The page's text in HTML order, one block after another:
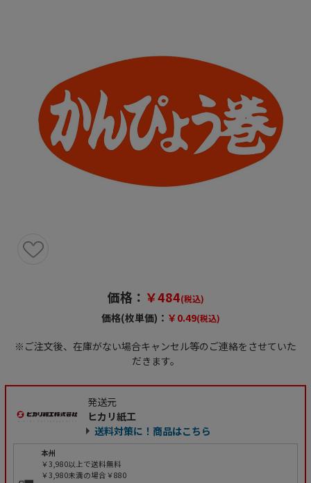
価格： ￥484(税込)
価格(枚単価)： ￥0.49(税込)
※ご注文後、在庫がない場合キャンセル等のご連絡をさせていた
だきます。
発送元
ヒカリ紙工
送料対策に！商品はこちら
本州
￥3,980以上で送料無料
￥3,980未満の場合￥880